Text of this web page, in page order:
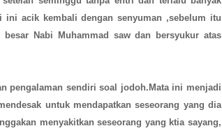
ini acik kembali dengan senyuman ,sebelum itu
Nabi Muhammad saw dan bersyukur atas
pengalaman sendiri soal jodoh.Mata ini menjadi
untuk mendapatkan seseorang yang dia
menyakitkan seseorang yang ktia sayang,